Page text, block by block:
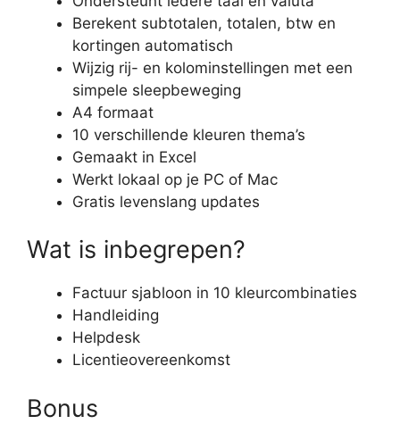
Berekent subtotalen, totalen, btw en
kortingen automatisch
Wijzig rij- en kolominstellingen met een
simpele sleepbeweging
A4 formaat
10 verschillende kleuren thema’s
Gemaakt in Excel
Werkt lokaal op je PC of Mac
Gratis levenslang updates
Wat is inbegrepen?
Factuur sjabloon in 10 kleurcombinaties
Handleiding
Helpdesk
Licentieovereenkomst
Bonus